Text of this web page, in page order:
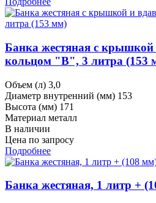
Банка жестяная с
кольцом "В", 3 литра (153
Объем (л) 3,0
Диаметр внутренний (мм) 153
Высота (мм) 171
Материал металл
В наличии
Цена по запросу
Подробнее
Банка жестяная, 1 литр +